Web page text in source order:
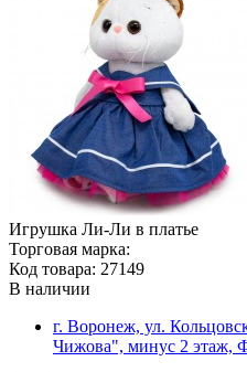
Игрушка Ли-Ли в платье
Торговая марка:
Код товара: 27149
В наличии
г. Воронеж, ул.
Чижова", минус 2 этаж,